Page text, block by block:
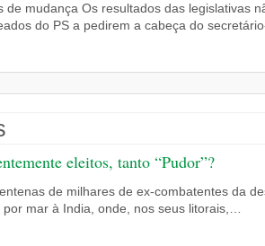
de mudança Os resultados das legislativas
do PS a pedirem a cabeça do
eleitos, tanto “Pudor”?
de milhares de ex-combatentes da
mar à India, onde, nos seus litorais,…